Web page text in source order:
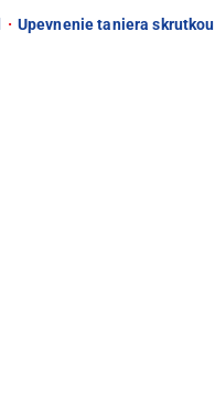
· Upevnenie taniera skrutkou